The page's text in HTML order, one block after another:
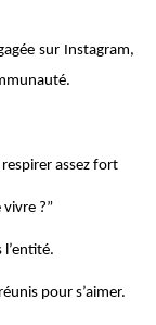
sur Instagram,
assez fort
vivre ?”
l’entité.
pour s’aimer.